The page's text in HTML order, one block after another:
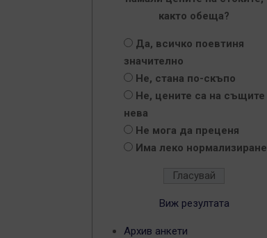
както обеща?
Да, всичко поевтиня
значително
Не, стана по-скъпо
Не, цените са на същите
нева
Не мога да преценя
Има леко нормализиране
Виж резултата
Архив анкети